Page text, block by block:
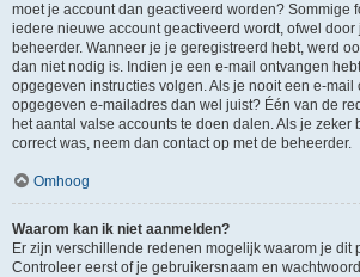
moet je account dan geactiveerd worden? Sommige
iedere nieuwe account geactiveerd wordt, ofwel door
beheerder. Wanneer je je geregistreerd hebt, werd
dan niet nodig is. Indien je een e-mail ontvangen
opgegeven instructies volgen. Als je nooit een e-mail
opgegeven e-mailadres dan wel juist? Één van de
het aantal valse accounts te doen dalen. Als je zeker
correct was, neem dan contact op met de beheerder.
Omhoog
Waarom kan ik niet aanmelden?
Er zijn verschillende redenen mogelijk waarom je dit
Controleer eerst of je gebruikersnaam en